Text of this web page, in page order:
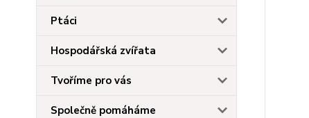
Ptáci
Hospodářská zvířata
Tvoříme pro vás
Společně pomáháme